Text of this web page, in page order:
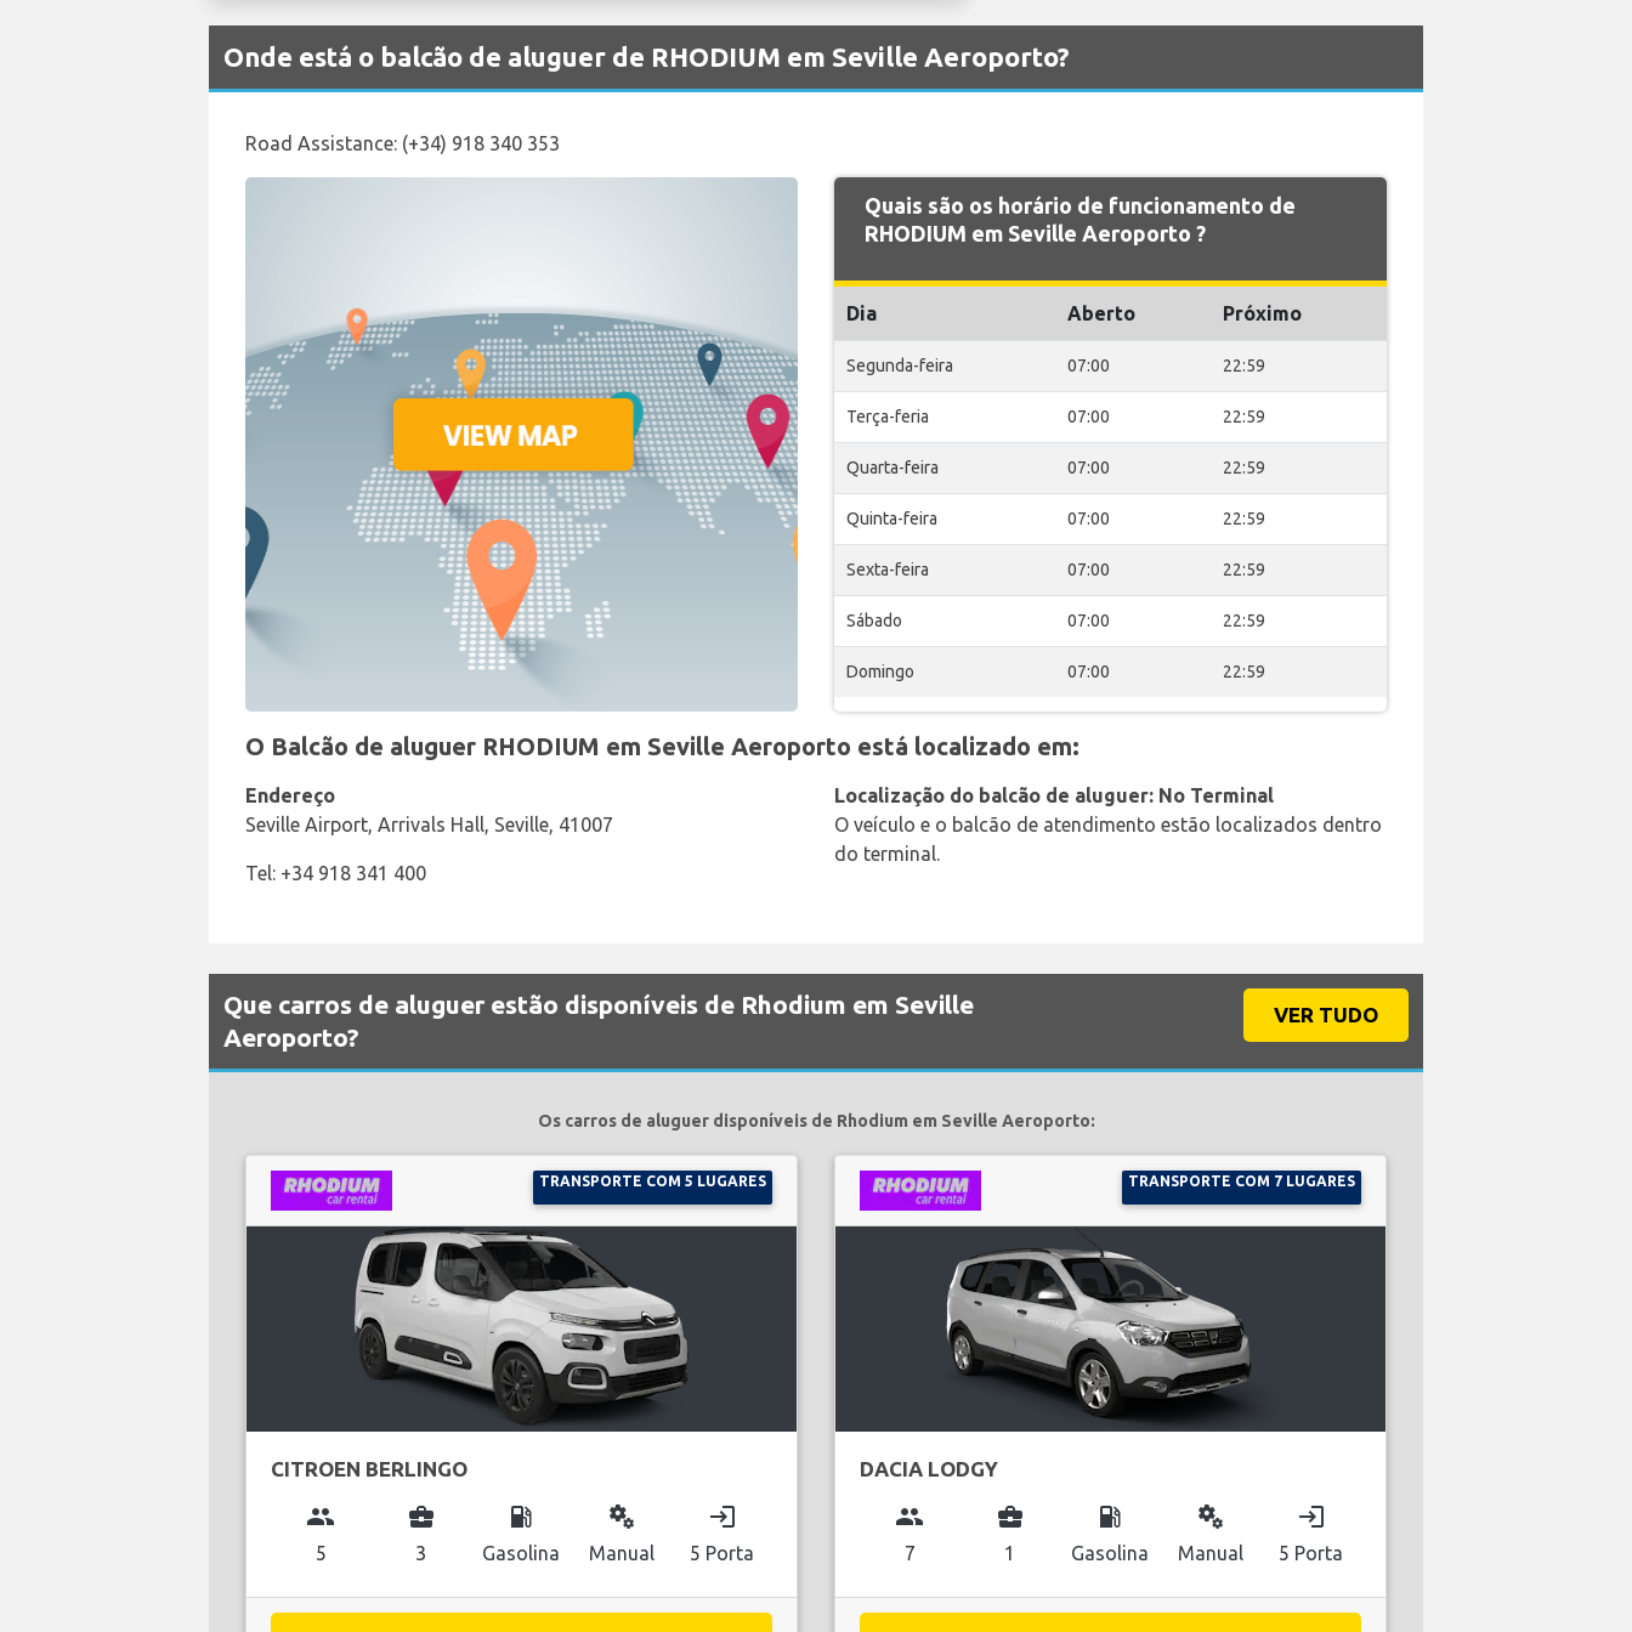
Onde está o balcão de aluguer de RHODIUM em Seville Aeroporto?
Road Assistance: (+34) 918 340 353
Quais são os horário de funcionamento de
RHODIUM em Seville Aeroporto ?
Dia Aberto Próximo
Segunda-feira 07:00 22:59
Terça-feria 07:00 22:59
Quarta-feira 07:00 22:59
Quinta-feira 07:00 22:59
Sexta-feira 07:00 22:59
Sábado 07:00 22:59
Domingo 07:00 22:59
O Balcão de aluguer RHODIUM em Seville Aeroporto está localizado em:
Endereço
Seville Airport, Arrivals Hall, Seville, 41007
Tel: +34 918 341 400
Localização do balcão de aluguer: No Terminal
O veículo e o balcão de atendimento estão localizados dentro
do terminal.
Que carros de aluguer estão disponíveis de Rhodium em Seville
Aeroporto?
VER TUDO
Os carros de aluguer disponíveis de Rhodium em Seville Aeroporto:
TRANSPORTE COM 5 LUGARES
CITROEN BERLINGO
group
5
business_center
3
local_gas_station
Gasolina
miscellaneous_services
Manual
login
5 Porta
TRANSPORTE COM 7 LUGARES
DACIA LODGY
group
7
business_center
1
local_gas_station
Gasolina
miscellaneous_services
Manual
login
5 Porta